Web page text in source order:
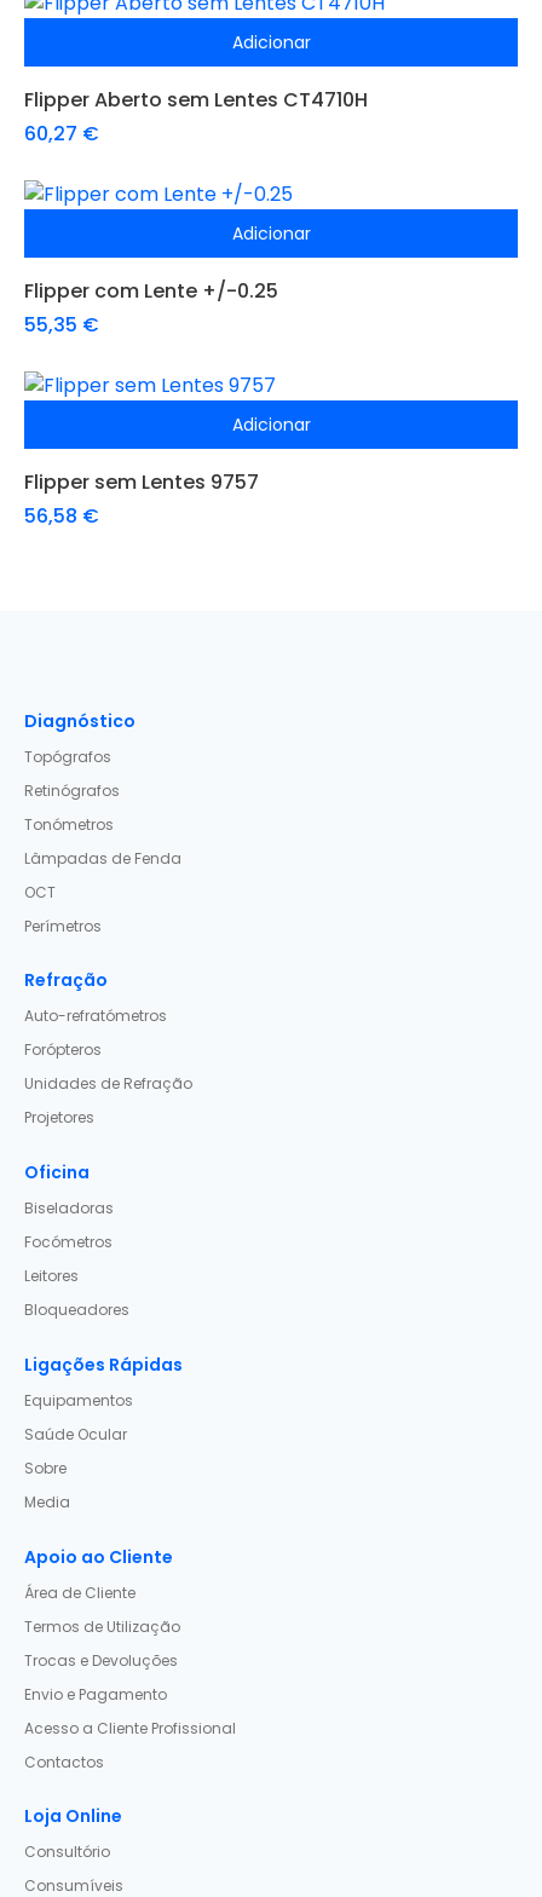
Adicionar
Flipper Aberto sem Lentes CT4710H
60,27 €
Adicionar
Flipper com Lente +/-0.25
55,35 €
Adicionar
Flipper sem Lentes 9757
56,58 €
Diagnóstico
Topógrafos
Retinógrafos
Tonómetros
Lâmpadas de Fenda
OCT
Perímetros
Refração
Auto-refratómetros
Forópteros
Unidades de Refração
Projetores
Oficina
Biseladoras
Focómetros
Leitores
Bloqueadores
Ligações Rápidas
Equipamentos
Saúde Ocular
Sobre
Media
Apoio ao Cliente
Área de Cliente
Termos de Utilização
Trocas e Devoluções
Envio e Pagamento
Acesso a Cliente Profissional
Contactos
Loja Online
Consultório
Consumíveis